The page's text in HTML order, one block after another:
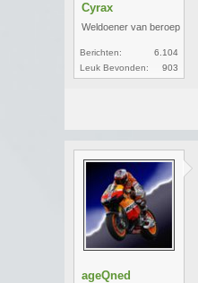
Cyrax
Weldoener van beroep
Berichten:
6.104
Leuk Bevonden:
903
ageQned